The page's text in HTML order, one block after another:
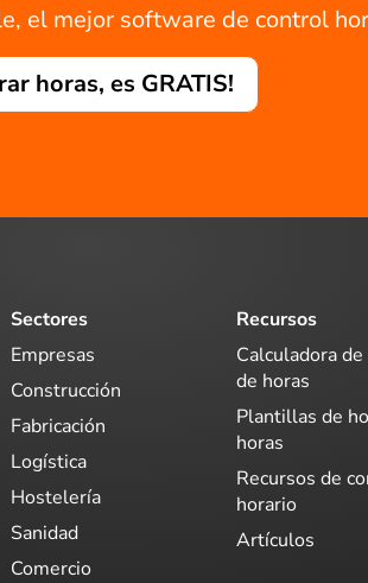
el mejor software de control
horas, es GRATIS!
Sectores
Empresas
Construcción
Fabricación
Logística
Hostelería
Sanidad
Comercio
Recursos
Calculadora
de horas
Plantillas de
horas
Recursos de
horario
Artículos